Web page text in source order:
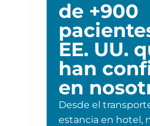
de +900
EE. UU.
han
en
Desde el
estancia en hotel,